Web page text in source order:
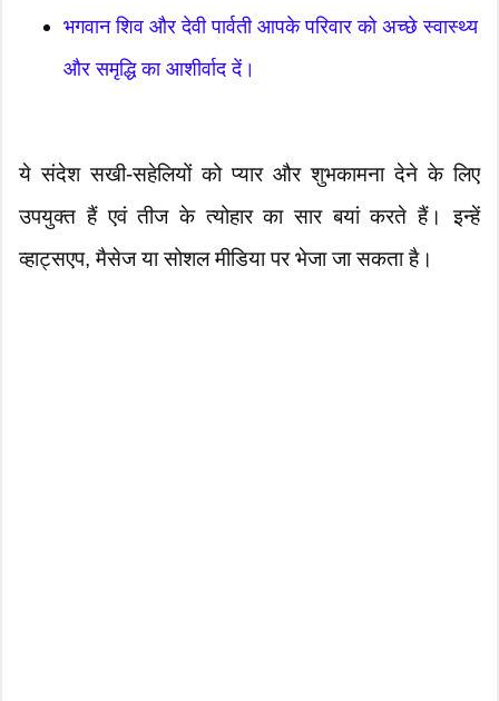
भगवान शिव और देवी पार्वती आपके परिवार को अच्छे स्वास्थ्य
और समृद्धि का आशीर्वाद दें।
ये संदेश सखी-सहेलियों को प्यार और शुभकामना देने के लिए
उपयुक्त हैं एवं तीज के त्योहार का सार बयां करते हैं। इन्हें
व्हाट्सएप, मैसेज या सोशल मीडिया पर भेजा जा सकता है।